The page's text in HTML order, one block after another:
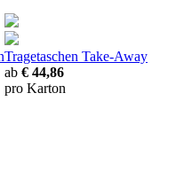
Tragetaschen Take-Away
ab € 44,86
pro Karton